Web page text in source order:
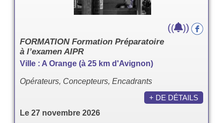
FORMATION Formation Préparatoire
à l’examen AIPR
Ville : A Orange (à 25 km d'Avignon)
Opérateurs, Concepteurs, Encadrants
Le 27 novembre 2026
(( ))
+ DE DÉTAILS